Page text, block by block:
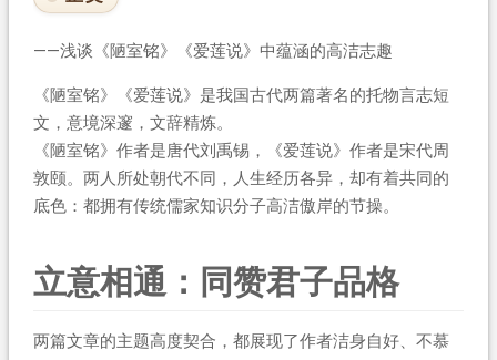
——浅谈《陋室铭》《爱莲说》中蕴涵的高洁志趣
《陋室铭》《爱莲说》是我国古代两篇著名的托物言志短
文，意境深邃，文辞精炼。
《陋室铭》作者是唐代刘禹锡，《爱莲说》作者是宋代周
敦颐。两人所处朝代不同，人生经历各异，却有着共同的
底色：都拥有传统儒家知识分子高洁傲岸的节操。
立意相通：同赞君子品格
两篇文章的主题高度契合，都展现了作者洁身自好、不慕